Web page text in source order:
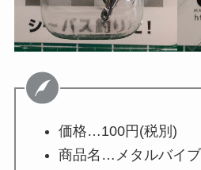
価格…100円(税別)
商品名…メタルバイブ